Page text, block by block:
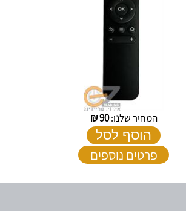
המחיר שלנו:90
₪
הוסף לסל
פרטים נוספים